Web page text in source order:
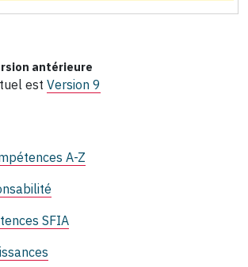
antérieure
est Version 9
A-Z
SFIA